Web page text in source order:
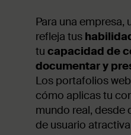
Para una
refleja tus
tu capacidad de
documentar y
Los portafolios
cómo aplicas tu
mundo real, desde
de usuario